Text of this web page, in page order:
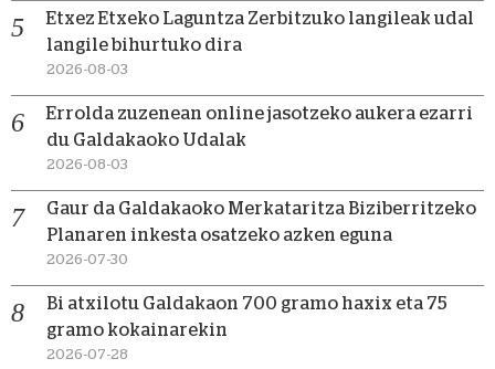
Etxez Etxeko Laguntza Zerbitzuko langileak udal
langile bihurtuko dira
2026-08-03
Errolda zuzenean online jasotzeko aukera ezarri
du Galdakaoko Udalak
2026-08-03
Gaur da Galdakaoko Merkataritza Biziberritzeko
Planaren inkesta osatzeko azken eguna
2026-07-30
Bi atxilotu Galdakaon 700 gramo haxix eta 75
gramo kokainarekin
2026-07-28